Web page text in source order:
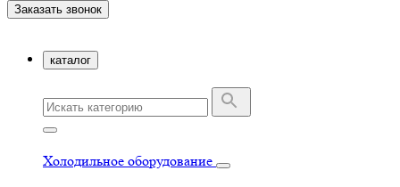
Заказать звонок
каталог
Холодильное оборудование